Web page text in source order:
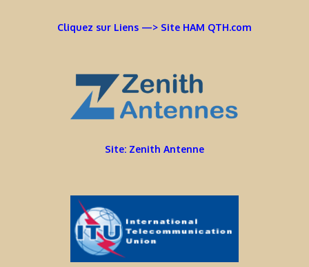
Cliquez sur Liens —> Site HAM QTH.com
Site: Zenith Antenne